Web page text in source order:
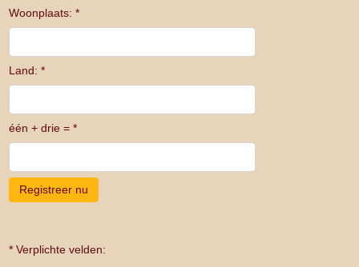
Woonplaats: *
Land: *
één + drie = *
* Verplichte velden: